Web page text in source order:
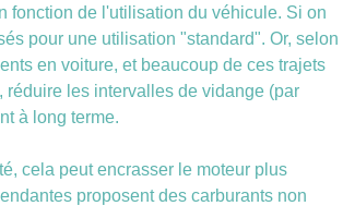
fonction de l'utilisation du véhicule. Si on
pour une utilisation "standard". Or, selon
en voiture, et beaucoup de ces trajets
les intervalles de vidange (par
à long terme.
cela peut encrasser le moteur plus
proposent des carburants non